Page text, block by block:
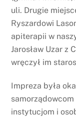
uli. Drugie
Ryszardowi
apiterapii w
Jarosław Uzar z
wręczył im
Impreza była
instytucjom i